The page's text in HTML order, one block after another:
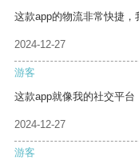
这款app的物流非常快捷，
2024-12-27
游客
这款app就像我的社交平台
2024-12-27
游客